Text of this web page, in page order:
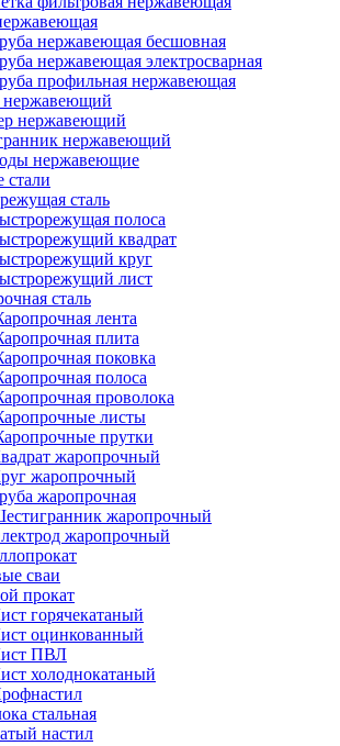
нержавеющая бесшовная
нержавеющая электросварная
профильная нержавеющая
нержавеющий
нержавеющий
нержавеющий
нержавеющие
стали
сталь
полоса
квадрат
круг
лист
сталь
лента
плита
поковка
полоса
проволока
листы
прутки
жаропрочный
жаропрочный
жаропрочная
жаропрочный
жаропрочный
сваи
прокат
горячекатаный
оцинкованный
ПВЛ
холоднокатаный
стальная
настил